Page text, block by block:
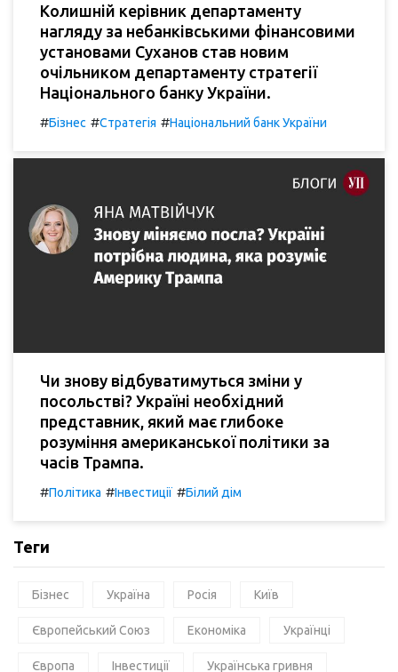
Колишній керівник департаменту
нагляду за небанківськими фінансовими
установами Суханов став новим
очільником департаменту стратегії
Національного банку України.
#Бізнес #Стратегія #Національний банк України
Чи знову відбуватимуться зміни у
посольстві? Україні необхідний
представник, який має глибоке
розуміння американської політики за
часів Трампа.
#Політика #Інвестиції #Білий дім
Теги
Бізнес Україна Росія Київ
Європейський Союз Економіка Українці
Європа Інвестиції Українська гривня